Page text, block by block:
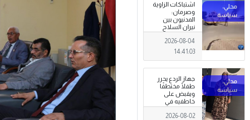
اشتباكات الزاوية
وصرمان:
المدنيون بين
نيران السلاح
المنتشر خارج
سلطة القانون
2026-08-04
14:41:03
جهاز الردع يحرر
طفلًا مختطفًا
ويقبض على
خاطفيه في
طرابلس
2026-08-02